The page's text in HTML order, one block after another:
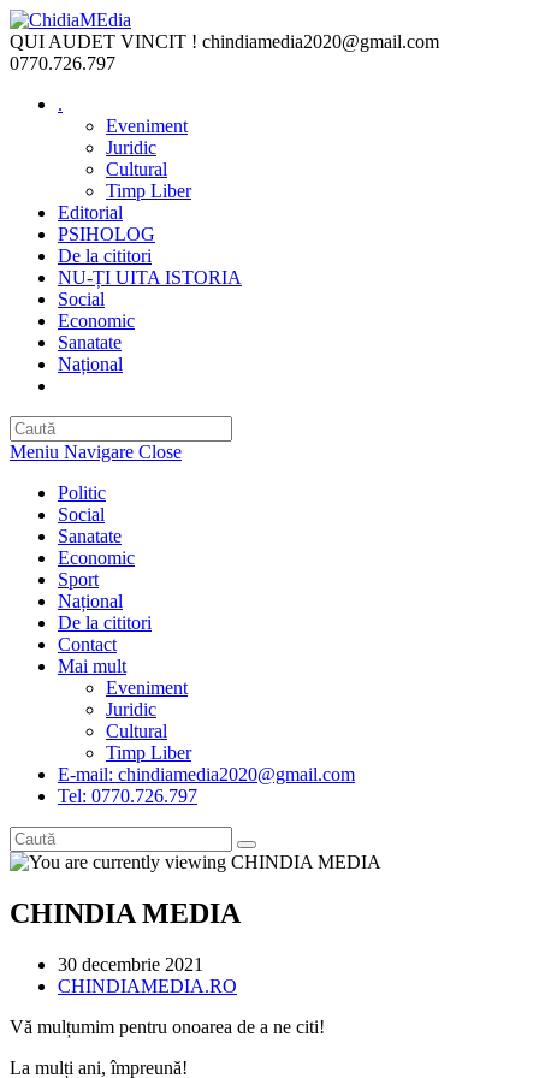
Skip
to
content
QUI AUDET VINCIT ! chindiamedia2020@gmail.com
0770.726.797
.
Eveniment
Juridic
Cultural
Timp Liber
Editorial
PSIHOLOG
De la cititori
NU-ȚI UITA ISTORIA
Social
Economic
Sanatate
Național
Meniu Navigare Close
Politic
Social
Sanatate
Economic
Sport
Național
De la cititori
Contact
Mai mult
Eveniment
Juridic
Cultural
Timp Liber
E-mail: chindiamedia2020@gmail.com
Tel: 0770.726.797
CHINDIA MEDIA
Post
published:
30 decembrie 2021
Post
CHINDIAMEDIA.RO
Vă mulțumim pentru onoarea de a ne citi!
La mulți ani, împreună!